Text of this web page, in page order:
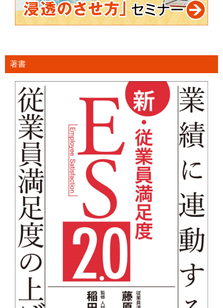
著書